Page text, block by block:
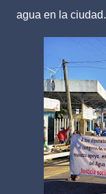
agua en la ciudad.